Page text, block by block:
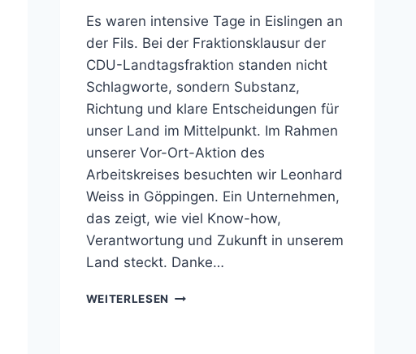
Es waren intensive Tage in Eislingen an
der Fils. Bei der Fraktionsklausur der
CDU-Landtagsfraktion standen nicht
Schlagworte, sondern Substanz,
Richtung und klare Entscheidungen für
unser Land im Mittelpunkt. Im Rahmen
unserer Vor-Ort-Aktion des
Arbeitskreises besuchten wir Leonhard
Weiss in Göppingen. Ein Unternehmen,
das zeigt, wie viel Know-how,
Verantwortung und Zukunft in unserem
Land steckt. Danke…
WEITERLESEN KLAUSURTAGUNG